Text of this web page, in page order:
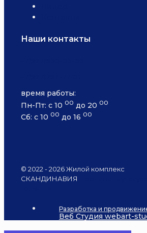
Наши контакты
время работы:
Пн-Пт: с 10 00 до 20 00
Сб: с 10 00 до 16 00
© 2022 - 2026 Жилой комплекс
СКАНДИНАВИЯ
Разработка и
Веб Студия webart-